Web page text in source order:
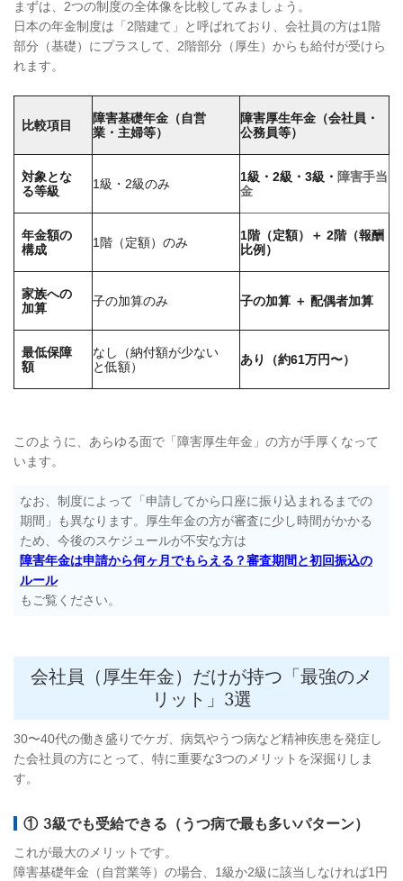
まずは、2つの制度の全体像を比較してみましょう。
日本の年金制度は「2階建て」と呼ばれており、会社員の方は1階
部分（基礎）にプラスして、2階部分（厚生）からも給付が受けら
れます。
比較項目
障害基礎年金（自営
業・主婦等）
障害厚生年金（会社員・
公務員等）
対象とな
る等級
1級・2級のみ 1級・2級・3級・ 障害手当
金
年金額の
構成
1階（定額）のみ
1階（定額）＋ 2階（報酬
比例）
家族への
加算
子の加算のみ 子の加算 ＋ 配偶者加算
最低保障
額
なし（納付額が少ない
と低額）
あり（約61万円〜）
このように、あらゆる面で「障害厚生年金」の方が手厚くなって
います。
なお、制度によって「申請してから口座に振り込まれるまでの
期間」も異なります。厚生年金の方が審査に少し時間がかかる
ため、今後のスケジュールが不安な方は
障害年金は申請から何ヶ月でもらえる？審査期間と初回振込の
ルール
もご覧ください。
会社員（厚生年金）だけが持つ「最強のメ
リット」3選
30〜40代の働き盛りでケガ、病気やうつ病など精神疾患を発症し
た会社員の方にとって、特に重要な3つのメリットを深掘りしま
す。
① 3級でも受給できる（うつ病で最も多いパターン）
これが最大のメリットです。
障害基礎年金（自営業等）の場合、1級か2級に該当しなければ1円